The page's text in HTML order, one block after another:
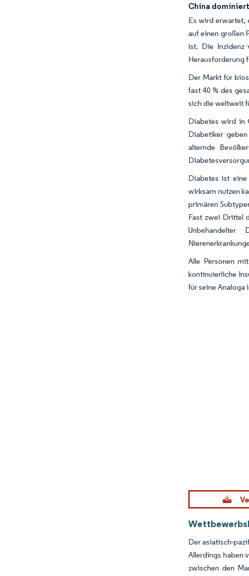
China
Es wird erwartet,
auf einen großen
ist. Die Inzidenz
Herausforderung
Der Markt für
fast 40 % des
sich die weltweit
Diabetes wird in
Diabetiker
alternde
Diabetes ist
wirksam nutzen
primären
Fast zwei Drittel
Unbehandelter
Alle Personen
kontinuierliche
für seine Analoga
Bild © Mordor
Der asiatisch-
Allerdings haben
zwischen den